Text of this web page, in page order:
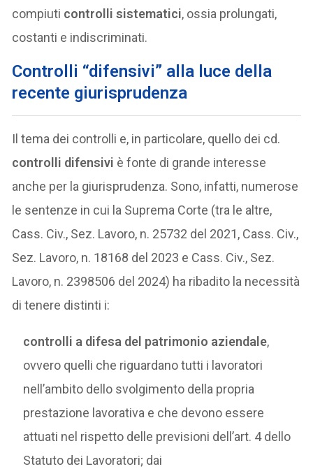
compiuti controlli sistematici, ossia prolungati,
costanti e indiscriminati.
Controlli “difensivi” alla luce della
recente giurisprudenza
Il tema dei controlli e, in particolare, quello dei cd.
controlli difensivi è fonte di grande interesse
anche per la giurisprudenza. Sono, infatti, numerose
le sentenze in cui la Suprema Corte (tra le altre,
Cass. Civ., Sez. Lavoro, n. 25732 del 2021, Cass. Civ.,
Sez. Lavoro, n. 18168 del 2023 e Cass. Civ., Sez.
Lavoro, n. 2398506 del 2024) ha ribadito la necessità
di tenere distinti i:
controlli a difesa del patrimonio aziendale,
ovvero quelli che riguardano tutti i lavoratori
nell’ambito dello svolgimento della propria
prestazione lavorativa e che devono essere
attuati nel rispetto delle previsioni dell’art. 4 dello
Statuto dei Lavoratori; dai